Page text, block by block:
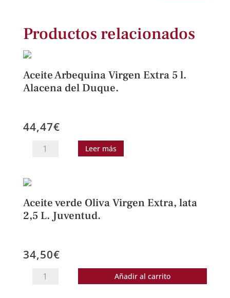
Productos relacionados
Aceite Arbequina Virgen Extra 5 l.
Alacena del Duque.
44,47€
Aceite
5
l.
Duque.
Leer más
Aceite verde Oliva Virgen Extra, lata
2,5 L. Juventud.
34,50€
Aceite
Añadir al carrito